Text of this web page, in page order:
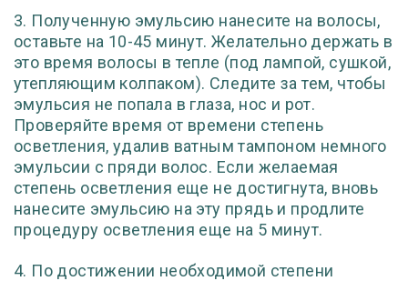
3. Полученную эмульсию нанесите на волосы,
оставьте на 10-45 минут. Желательно держать в
это время волосы в тепле (под лампой, сушкой,
утепляющим колпаком). Следите за тем, чтобы
эмульсия не попала в глаза, нос и рот.
Проверяйте время от времени степень
осветления, удалив ватным тампоном немного
эмульсии с пряди волос. Если желаемая
степень осветления еще не достигнута, вновь
нанесите эмульсию на эту прядь и продлите
процедуру осветления еще на 5 минут.
4. По достижении необходимой степени